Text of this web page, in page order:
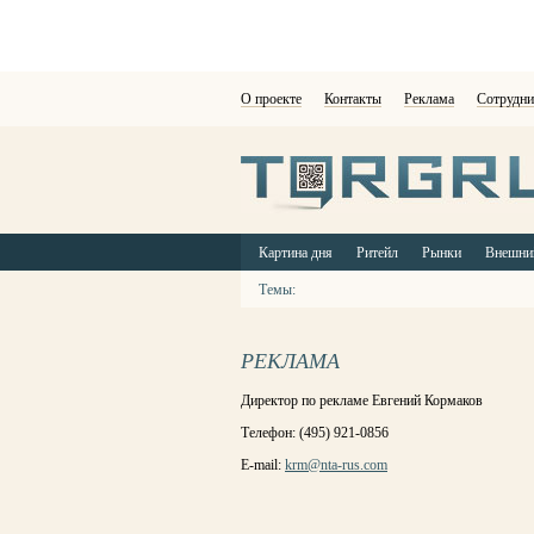
О проекте Контакты Реклама
Картина дня Ритейл Рынки
Темы:
РЕКЛАМА
Директор по рекламе Евгений Кормаков
Телефон: (495) 921-0856
E-mail: krm@nta-rus.com